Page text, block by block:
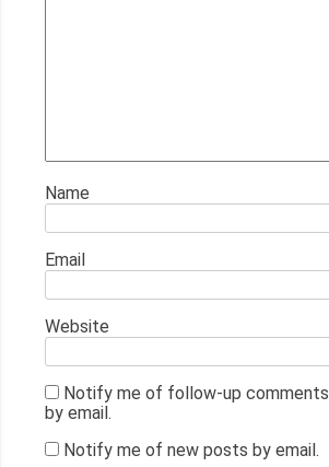
Name
Email
Website
Notify me of follow-up comments
by email.
Notify me of new posts by email.